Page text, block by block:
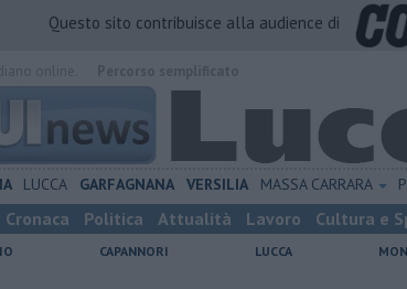
Questo sito contribuisce alla audience di
LUCCA GARFAGNANA VERSILIA MASSA CARRARA
Cronaca Politica Attualità Lavoro Cultura e
CAPANNORI LUCCA